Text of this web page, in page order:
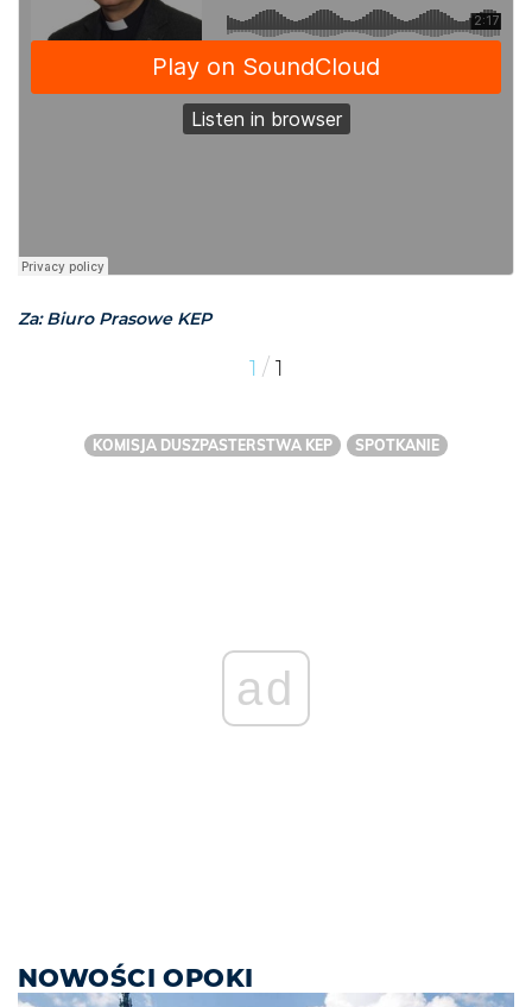
Za: Biuro Prasowe KEP
1 / 1
KOMISJA DUSZPASTERSTWA KEP SPOTKANIE
ad
NOWOŚCI OPOKI